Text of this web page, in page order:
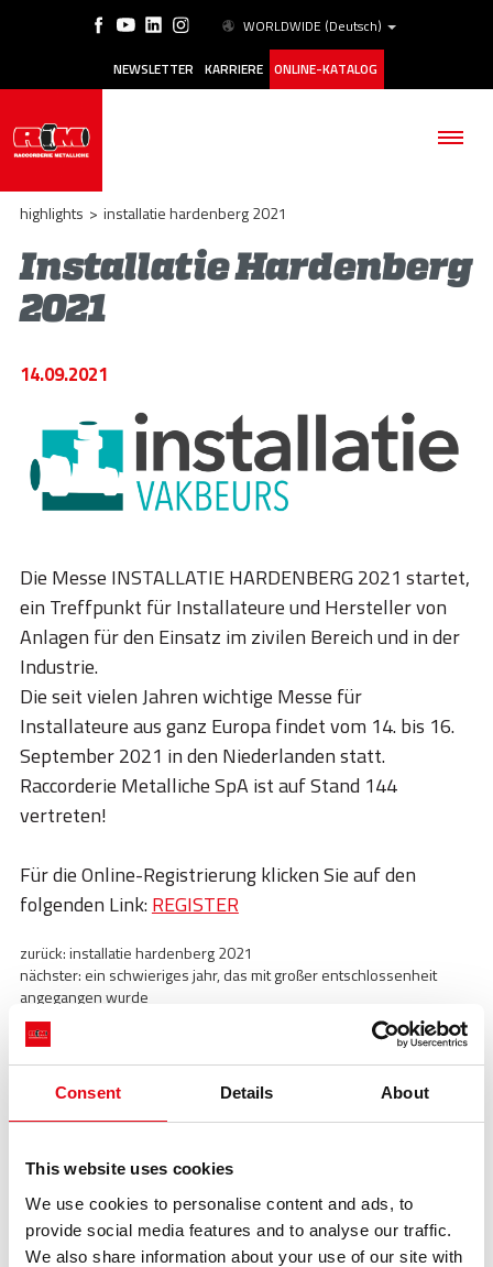
Consent Details About
This website uses cookies
We use cookies to personalise content and ads, to
provide social media features and to analyse our traffic.
We also share information about your use of our site with
WORLDWIDE (Deutsch)
NEWSLETTER KARRIERE ONLINE-KATALOG
BETRIEB
STORIES
BIM
HIGHLIGHTS
KONTAKTE
DOWNLOAD
highlights > installatie hardenberg 2021
Installatie Hardenberg
2021
14.09.2021
Die Messe INSTALLATIE HARDENBERG 2021 startet,
ein Treffpunkt für Installateure und Hersteller von
Anlagen für den Einsatz im zivilen Bereich und in der
Industrie.
Die seit vielen Jahren wichtige Messe für
Installateure aus ganz Europa findet vom 14. bis 16.
September 2021 in den Niederlanden statt.
Raccorderie Metalliche SpA ist auf Stand 144
vertreten!
Für die Online-Registrierung klicken Sie auf den
folgenden Link:REGISTER
zurück:installatie hardenberg 2021
nächster: ein schwieriges jahr, das mit großer entschlossenheit
angegangen wurde
Highlights
Highlights